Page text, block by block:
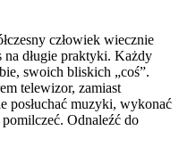
człowiek wiecznie
na długie praktyki. Każdy
swoich bliskich „coś”.
telewizor, zamiast
posłuchać muzyki, wykonać
Odnaleźć do